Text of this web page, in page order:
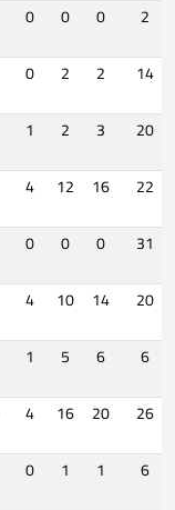
0 0 0
2
0 2 2
14
1 2 3
20
4 12 16
22
0 0 0
31
4 10 14
20
1 5 6
6
4 16 20
26
0 1 1
6